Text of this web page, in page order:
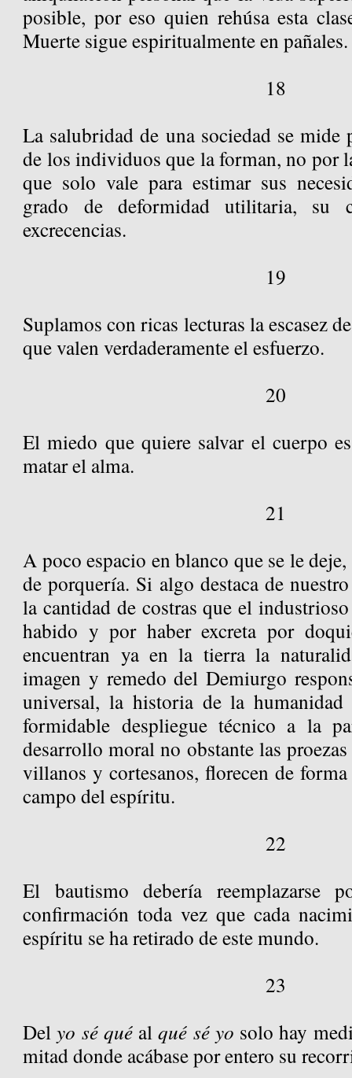
posible, por eso quien rehúsa esta
Muerte sigue espiritualmente en pañales.
18
La salubridad de una sociedad se
de los individuos que la forman, no por
que solo vale para estimar sus
grado de deformidad utilitaria, su
excrecencias.
19
Suplamos con ricas lecturas la escasez
que valen verdaderamente el esfuerzo.
20
El miedo que quiere salvar el cuerpo
matar el alma.
21
A poco espacio en blanco que se le
de porquería. Si algo destaca de
la cantidad de costras que el
habido y por haber excreta por
encuentran ya en la tierra la
imagen y remedo del Demiurgo
universal, la historia de la
formidable despliegue técnico a la
desarrollo moral no obstante las
villanos y cortesanos, florecen de
campo del espíritu.
22
El bautismo debería reemplazarse
confirmación toda vez que cada
espíritu se ha retirado de este mundo.
23
Delyo sé quéalqué sé yo solo hay
mitad donde acábase por entero su